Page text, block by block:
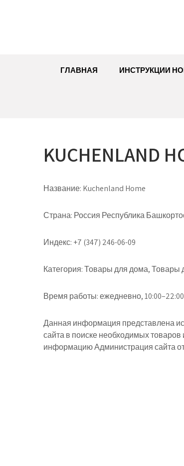
ГЛАВНАЯ ИНСТРУКЦИИ
KUCHENLAND
Название: Kuchenland Home
Страна: Россия Республика
Индекс: +7 (347) 246-06-09
Категория:Товары для дома, Товары
Время работы:ежедневно, 10:00–22:00
Данная информация представлена
сайта в поиске необходимых
информацию Администрация сайта